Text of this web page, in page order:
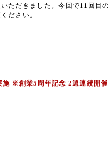
ただきました。今回で11回目
ださい。
※創業5周年記念 2週連続開催